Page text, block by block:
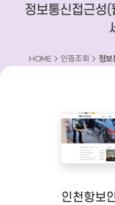
정보통신접근성
HOME > 인증조회 > 정
인천항보